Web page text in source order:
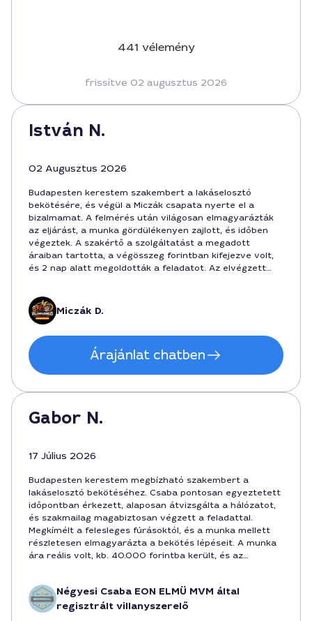
441 vélemény
frissítve 02 augusztus 2026
István N.
02 Augusztus 2026
Budapesten kerestem szakembert a lakáselosztó
bekötésére, és végül a Miczák csapata nyerte el a
bizalmamat. A felmérés után világosan elmagyarázták
az eljárást, a munka gördülékenyen zajlott, és időben
végeztek. A szakértő a szolgáltatást a megadott
áraiban tartotta, a végösszeg forintban kifejezve volt,
és 2 nap alatt megoldották a feladatot. Az elvégzett
velük. A kiszállás és a beállítás pontosan az előre
egyeztetett időpontban történt, és minden részletre
Miczák D.
Árajánlat chatben
Gabor N.
17 Július 2026
Budapesten kerestem megbízható szakembert a
lakáselosztó bekötéséhez. Csaba pontosan egyeztetett
időpontban érkezett, alaposan átvizsgálta a hálózatot,
és szakmailag magabiztosan végzett a feladattal.
Megkímélt a felesleges fúrásoktól, és a munka mellett
részletesen elmagyarázta a bekötés lépéseit. A munka
ára reális volt, kb. 40.000 forintba került, és az
feladatot.Négyesi Csaba EON ELMÜ MVM által
regisztrált villanyszerelő